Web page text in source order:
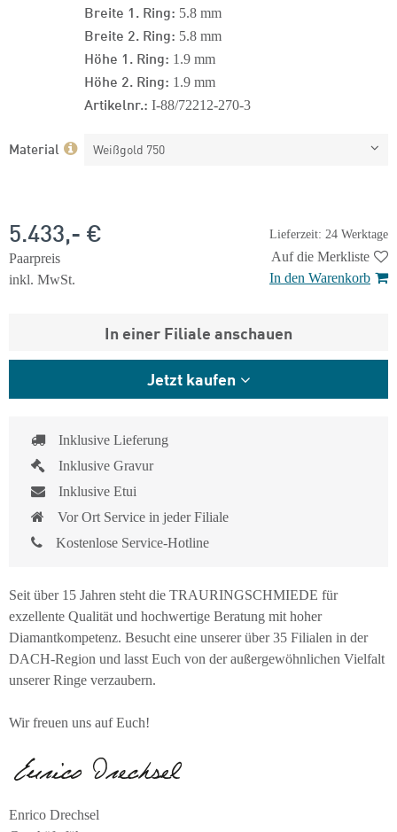
Breite 1. Ring: 5.8 mm
Breite 2. Ring: 5.8 mm
Höhe 1. Ring: 1.9 mm
Höhe 2. Ring: 1.9 mm
Artikelnr.: I-88/72212-270-3
Material Weißgold 750
Lieferzeit: 24 Werktage
5.433,- €
Paarpreis
inkl. MwSt.
Auf die Merkliste
In den Warenkorb
In einer Filiale anschauen
Jetzt kaufen
Inklusive Lieferung
Inklusive Gravur
Inklusive Etui
Vor Ort Service in jeder Filiale
Kostenlose Service-Hotline
Seit über 15 Jahren steht die TRAURINGSCHMIEDE für
exzellente Qualität und hochwertige Beratung mit hoher
Diamantkompetenz. Besucht eine unserer über 35 Filialen in der
DACH-Region und lasst Euch von der außergewöhnlichen Vielfalt
unserer Ringe verzaubern.
Wir freuen uns auf Euch!
Enrico Drechsel